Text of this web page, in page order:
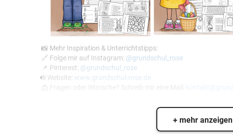
📸 Mehr Inspiration & Unterrichtstipps:
🔗 Folge mir auf Instagram: @grundschul_rose
📌 Pinterest: @grundschul_rose
🌐 Website: www.grundschul-rose.de
📩 Fragen oder Wünsche? Schreib mir eine Mail:
+ mehr anzeigen